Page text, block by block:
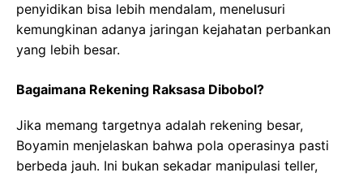
penyidikan bisa lebih mendalam, menelusuri
kemungkinan adanya jaringan kejahatan perbankan
yang lebih besar.
Bagaimana Rekening Raksasa Dibobol?
Jika memang targetnya adalah rekening besar,
Boyamin menjelaskan bahwa pola operasinya pasti
berbeda jauh. Ini bukan sekadar manipulasi teller,